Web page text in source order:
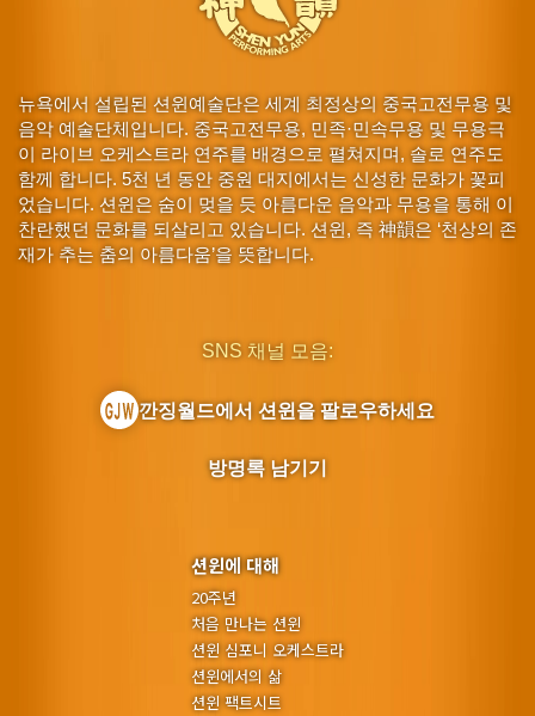
뉴욕에서 설립된 션윈예술단은 세계 최정상의 중국고전무용 및
음악 예술단체입니다. 중국고전무용, 민족·민속무용 및 무용극
이 라이브 오케스트라 연주를 배경으로 펼쳐지며, 솔로 연주도
함께 합니다. 5천 년 동안 중원 대지에서는 신성한 문화가 꽃피
었습니다. 션윈은 숨이 멎을 듯 아름다운 음악과 무용을 통해 이
찬란했던 문화를 되살리고 있습니다. 션윈, 즉 神韻은 ‘천상의 존
재가 추는 춤의 아름다움’을 뜻합니다.
션윈에 대해
20주년
처음 만나는 션윈
션윈 심포니 오케스트라
션윈에서의 삶
션윈 팩트시트
SNS 채널 모음:
깐징월드에서 션윈을 팔로우하세요
방명록 남기기